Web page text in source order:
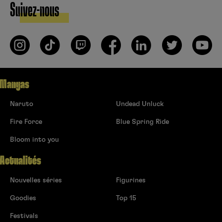
Suivez-nous
Mangas
Naruto
Fire Force
Bloom into you
Undead Unluck
Blue Spring Ride
Actualités
Nouvelles séries
Goodies
Festivals
Figurines
Top 15